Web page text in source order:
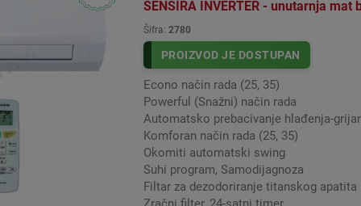
SENSIRA INVERTER - unutarnja
Šifra: 2780
PROIZVOD JE DOSTUPAN
Econo način rada (25, 35)
Powerful (Snažni) način rada
Automatsko prebacivanje hlađenja-
Komforan način rada (25, 35)
Okomiti automatski swing
Suhi program, Samodijagnoza
Filtar za dezodoriranje titanskog apatita